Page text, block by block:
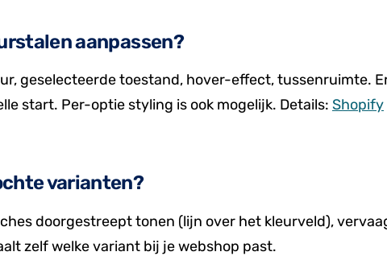
aanpassen?
geselecteerde toestand, hover-effect, tussenruimte.
start. Per-optie styling is ook mogelijk. Details: Shopify
varianten?
doorgestreept tonen (lijn over het kleurveld),
zelf welke variant bij je webshop past.